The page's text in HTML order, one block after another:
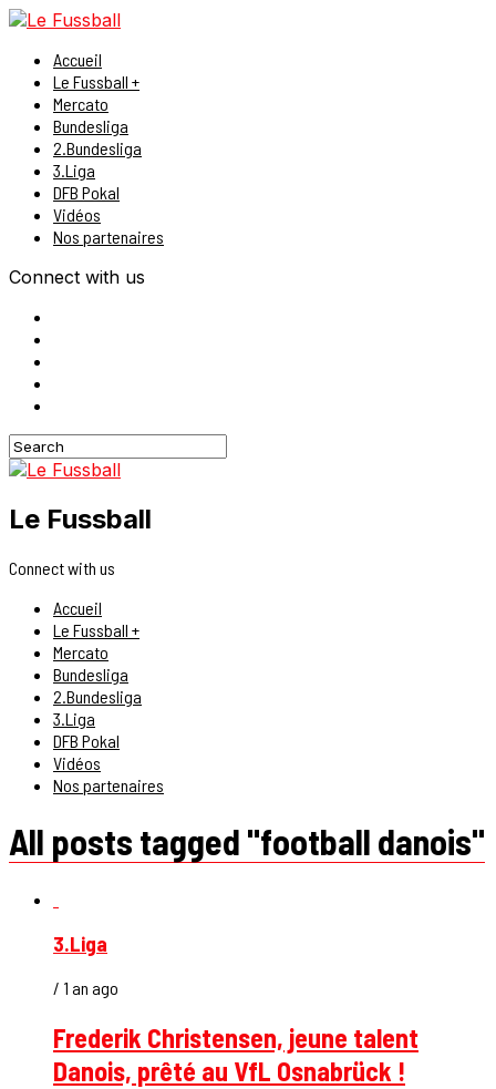
Accueil
Le Fussball +
Mercato
Bundesliga
2.Bundesliga
3.Liga
DFB Pokal
Vidéos
Nos partenaires
Connect with us
Le Fussball
Connect with us
Accueil
Le Fussball +
Mercato
Bundesliga
2.Bundesliga
3.Liga
DFB Pokal
Vidéos
Nos partenaires
All posts tagged "football danois"
3.Liga
/ 1 an ago
Frederik Christensen, jeune talent
Danois, prêté au VfL Osnabrück !